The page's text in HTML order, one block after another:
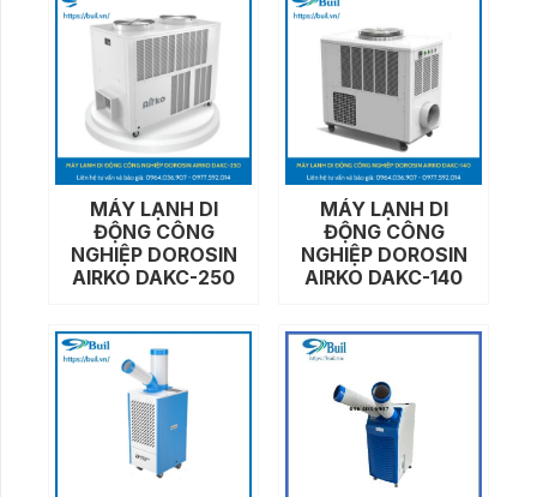
MÁY LẠNH DI
ĐỘNG CÔNG
NGHIỆP DOROSIN
AIRKO DAKC-250
MÁY LẠNH DI
ĐỘNG CÔNG
NGHIỆP DOROSIN
AIRKO DAKC-140